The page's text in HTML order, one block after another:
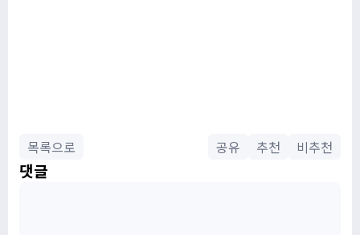
목록으로 공유 추천 비추천
댓글